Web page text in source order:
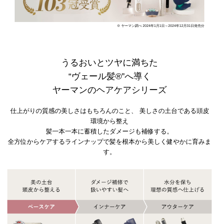
※ ヤーマン調べ 2024年1月1日～2024年12月31日発売分
うるおいとツヤに満ちた
“ヴェール髪®”へ導く
ヤーマンのヘアケアシリーズ
仕上がりの質感の美しさはもちろんのこと、
美しさの土台である頭皮
環境から整え
髪一本一本に蓄積したダメージも補修する。
全方位からケアするラインナップで髪を根本から美しく健やかに育みま
す。